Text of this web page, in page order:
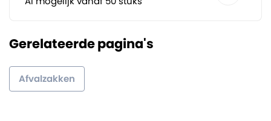
Gerelateerde pagina's
Afvalzakken